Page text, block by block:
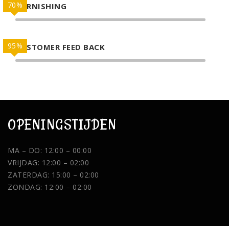
GARNISHING
70%
CUSTOMER FEED BACK
95%
OPENINGSTIJDEN
MA – DO: 12:00 – 00:00
VRIJDAG: 12:00 – 02:00
ZATERDAG: 15:00 – 02:00
ZONDAG: 12:00 – 02:00